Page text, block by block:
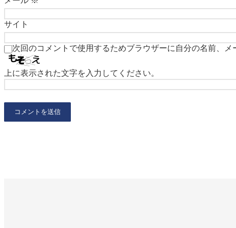
サイト
次回のコメントで使用するためブラウザーに自分の名前、メ
上に表示された文字を入力してください。